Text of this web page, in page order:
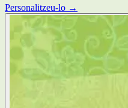
Personalitzeu-lo →